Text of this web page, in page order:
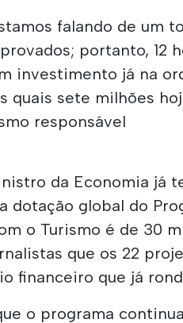
falando de um
portanto, 12
investimento já na
quais sete milhões
responsável
da Economia já
dotação global do
o Turismo é de 30
que os 22
financeiro que já
o programa